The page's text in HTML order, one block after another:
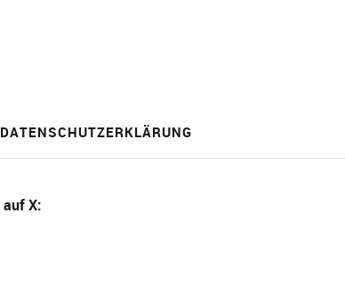
DATENSCHUTZERKLÄRUNG
auf X: